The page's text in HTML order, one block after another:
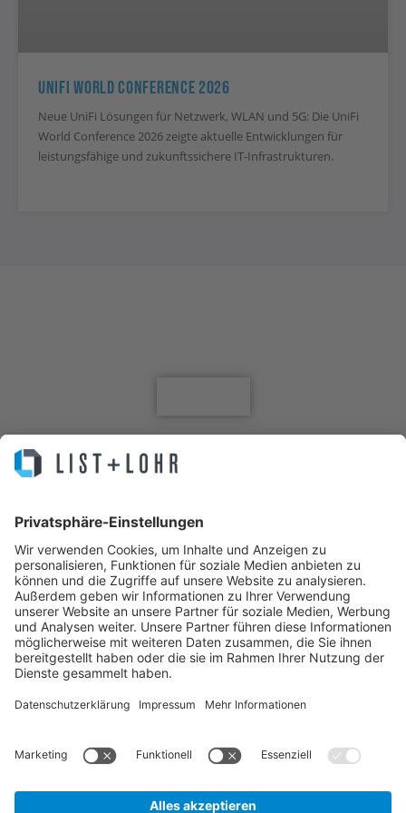
UniFi World Conference 2026
Neue UniFi Lösungen für Netzwerk, WLAN und 5G: Die UniFi
World Conference 2026 zeigte aktuelle Entwicklungen für
leistungsfähige und zukunftssichere IT-Infrastrukturen.
Sie machen Business. Wir Ihre IT.
IT Service, Lösungen, Helpdesk, Infrastruktur, Cloud, Hosting,
Managed Backup, Managed Server, Managed Antivirus, MPS, All-IP,
IT Security und Externer Datenschutzbeauftragter – Das Systemhaus
für die Region Hannover.